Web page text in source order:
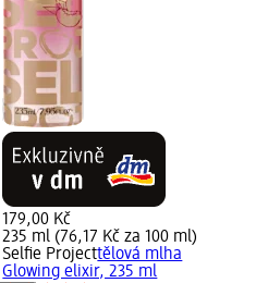
179,00 Kč
235 ml (76,17 Kč za 100 ml)
Selfie Projecttělová mlha
Glowing elixir, 235 ml